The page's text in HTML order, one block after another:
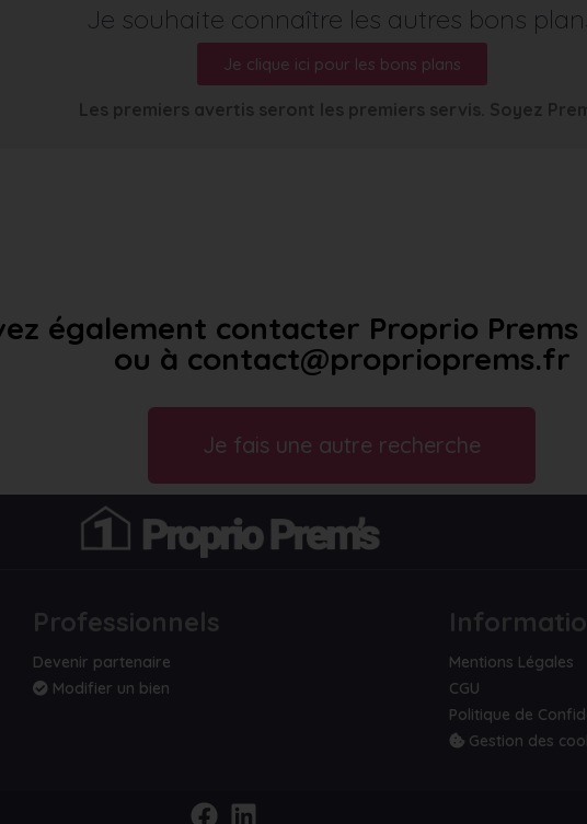
Je souhaite connaître les autres bons
Je clique ici pour les bons plans
Les premiers avertis seront les premiers servis. Soyez
également contacter Proprio Prems
ou à contact@proprioprems.fr
Je fais une autre recherche
Professionnels
Devenir partenaire
Modifier un bien
Mentions Légales
CGU
Politique de
Gestion des